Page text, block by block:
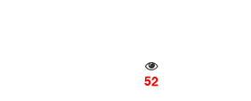
52